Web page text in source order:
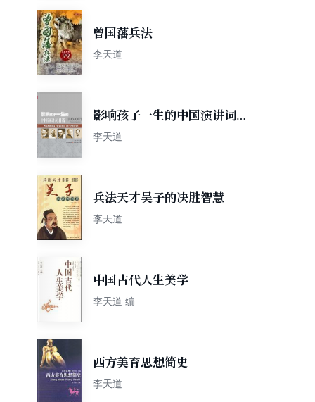
曾国藩兵法
李天道
影响孩子一生的中国演讲词名
著
李天道
兵法天才吴子的决胜智慧
李天道
中国古代人生美学
李天道 编
西方美育思想简史
李天道